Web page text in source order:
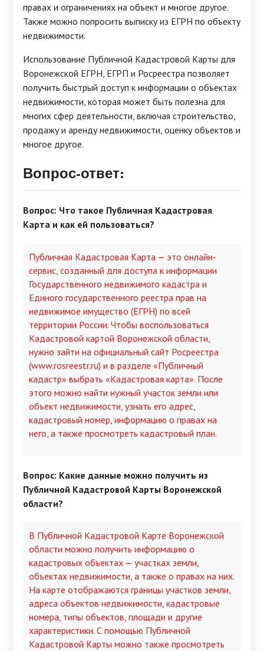
правах и ограничениях на объект и многое другое.
Также можно попросить выписку из ЕГРН по объекту
недвижимости.
Использование Публичной Кадастровой Карты для
Воронежской ЕГРН, ЕГРП и Росреестра позволяет
получить быстрый доступ к информации о объектах
недвижимости, которая может быть полезна для
многих сфер деятельности, включая строительство,
продажу и аренду недвижимости, оценку объектов и
многое другое.
Вопрос-ответ:
Вопрос: Что такое Публичная Кадастровая
Карта и как ей пользоваться?
Публичная Кадастровая Карта — это онлайн-
сервис, созданный для доступа к информации
Государственного недвижимого кадастра и
Единого государственного реестра прав на
недвижимое имущество (ЕГРН) по всей
территории России. Чтобы воспользоваться
Кадастровой картой Воронежской области,
нужно зайти на официальный сайт Росреестра
(www.rosreestr.ru) и в разделе «Публичный
кадастр» выбрать «Кадастровая карта». После
этого можно найти нужный участок земли или
объект недвижимости, узнать его адрес,
кадастровый номер, информацию о правах на
него, а также просмотреть кадастровый план.
Вопрос: Какие данные можно получить из
Публичной Кадастровой Карты Воронежской
области?
В Публичной Кадастровой Карте Воронежской
области можно получить информацию о
кадастровых объектах — участках земли,
объектах недвижимости, а также о правах на них.
На карте отображаются границы участков земли,
адреса объектов недвижимости, кадастровые
номера, типы объектов, площади и другие
характеристики. С помощью Публичной
Кадастровой Карты можно также просмотреть